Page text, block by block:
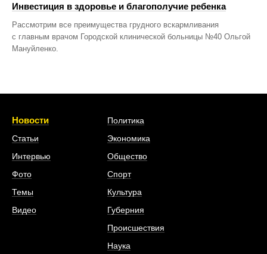
Инвестиция в здоровье и благополучие ребенка
Рассмотрим все преимущества грудного вскармливания
с главным врачом Городской клинической больницы №40 Ольгой
Мануйленко.
Новости
Статьи
Интервью
Фото
Темы
Видео
Политика
Экономика
Общество
Спорт
Культура
Губерния
Происшествия
Наука